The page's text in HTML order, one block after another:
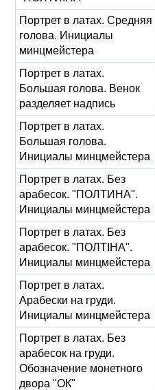
Портрет в латах. Средняя
голова. Инициалы
минцмейстера
Портрет в латах.
Большая голова. Венок
разделяет надпись
Портрет в латах.
Большая голова.
Инициалы минцмейстера
Портрет в латах. Без
арабесок. "ПОЛТИНА".
Инициалы минцмейстера
Портрет в латах. Без
арабесок. "ПОЛТIНА".
Инициалы минцмейстера
Портрет в латах.
Арабески на груди.
Инициалы минцмейстера
Портрет в латах. Без
арабесок на груди.
Обозначение монетного
двора "ОК"